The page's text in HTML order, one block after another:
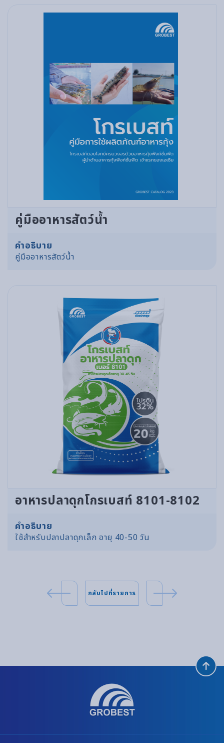
คู่มืออาหารสัตว์น้ำ
คำอธิบาย
คู่มืออาหารสัตว์น้ำ
อาหารปลาดุกโกรเบสท์ 8101-8102
คำอธิบาย
ใช้สำหรับปลาปลาดุกเล็ก อายุ 40-50 วัน
กลับไปที่รายการ